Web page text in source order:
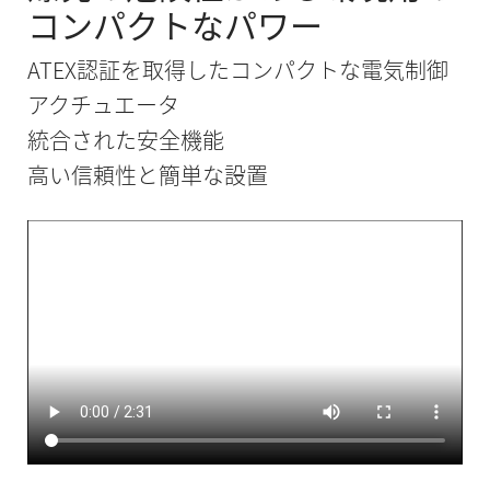
コンパクトなパワー
ATEX認証を取得したコンパクトな電気制御
アクチュエータ
統合された安全機能
高い信頼性と簡単な設置